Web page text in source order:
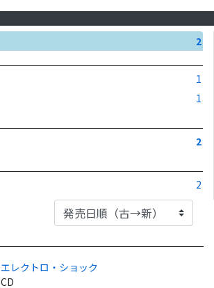
2
1
1
2
2
エレクトロ・ショック
CD